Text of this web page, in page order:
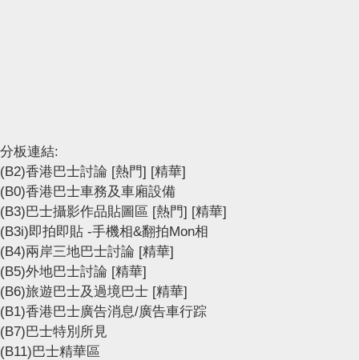
分板連結:
(B2)香港巴士討論 [熱門] [精華]
(B0)香港巴士車務及車廂設備
(B3)巴士攝影作品貼圖區 [熱門] [精華]
(B3i)即拍即貼 -手機相&翻拍Mon相
(B4)兩岸三地巴士討論 [精華]
(B5)外地巴士討論 [精華]
(B6)旅遊巴士及過境巴士 [精華]
(B1)香港巴士廣告消息/廣告車行踪
(B7)巴士特別所見
(B11)巴士精華區